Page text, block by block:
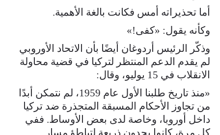
أما تحذيراته أمس فكانت بالغة الأهمية.
وكأنه يقول: «كفى!»
وذكّر الرئيس أردوغان أيضًا بأن الاتحاد الأوروبي
لم يقدم الدعم المنتظر لتركيا في قضية محاولة
الانقلاب في 15 يوليو، وقال:
«منذ تاريخ طلبنا الأول عام 1959، لم نتمكن أبدًا
من تجاوز الأحكام المسبقة المتجذرة ضد تركيا
داخل أوروبا، وخاصة لدى بعض الأوساط. ففي
كل مرة، كانوا يجدون ذريعة لتباطؤ مسار